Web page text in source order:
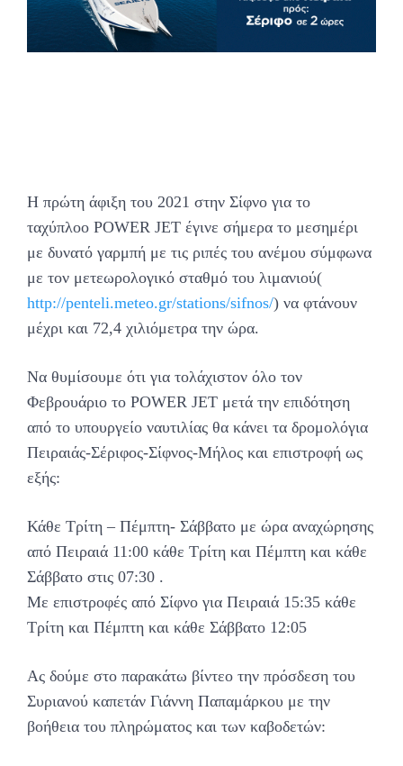
Η πρώτη άφιξη του 2021 στην Σίφνο για το
ταχύπλοο POWER JET έγινε σήμερα το μεσημέρι
με δυνατό γαρμπή με τις ριπές του ανέμου σύμφωνα
με τον μετεωρολογικό σταθμό του λιμανιού(
http://penteli.meteo.gr/stations/sifnos/) να φτάνουν
μέχρι και 72,4 χιλιόμετρα την ώρα.
Να θυμίσουμε ότι για τολάχιστον όλο τον
Φεβρουάριο το POWER JET μετά την επιδότηση
από το υπουργείο ναυτιλίας θα κάνει τα δρομολόγια
Πειραιάς-Σέριφος-Σίφνος-Μήλος και επιστροφή ως
εξής:
Κάθε Τρίτη – Πέμπτη- Σάββατο με ώρα αναχώρησης
από Πειραιά 11:00 κάθε Τρίτη και Πέμπτη και κάθε
Σάββατο στις 07:30 .
Με επιστροφές από Σίφνο για Πειραιά 15:35 κάθε
Τρίτη και Πέμπτη και κάθε Σάββατο 12:05
Ας δούμε στο παρακάτω βίντεο την πρόσδεση του
Συριανού καπετάν Γιάννη Παπαμάρκου με την
βοήθεια του πληρώματος και των καβοδετών: